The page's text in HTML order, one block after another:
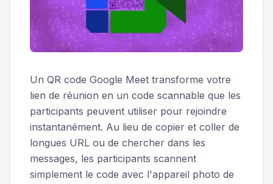
Un QR code Google Meet transforme votre
lien de réunion en un code scannable que les
participants peuvent utiliser pour rejoindre
instantanément. Au lieu de copier et coller de
longues URL ou de chercher dans les
messages, les participants scannent
simplement le code avec l'appareil photo de